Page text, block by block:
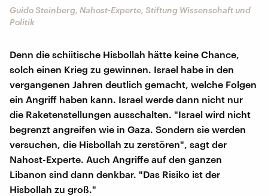
Guido Steinberg, Nahost-Experte, Stiftung Wissenschaft und
Politik
Denn die schiitische Hisbollah hätte keine Chance,
solch einen Krieg zu gewinnen. Israel habe in den
vergangenen Jahren deutlich gemacht, welche Folgen
ein Angriff haben kann. Israel werde dann nicht nur
die Raketenstellungen ausschalten. "Israel wird nicht
begrenzt angreifen wie in Gaza. Sondern sie werden
versuchen, die Hisbollah zu zerstören", sagt der
Nahost-Experte. Auch Angriffe auf den ganzen
Libanon sind dann denkbar. "Das Risiko ist der
Hisbollah zu groß."